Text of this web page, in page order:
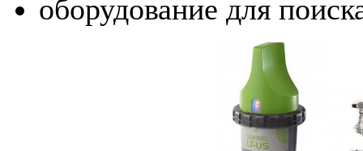
оборудование для